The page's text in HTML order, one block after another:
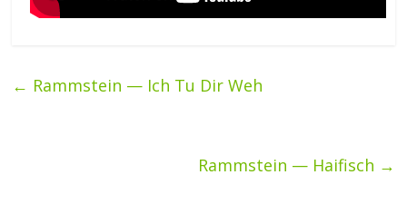
← Rammstein — Ich Tu Dir Weh
Rammstein — Haifisch →